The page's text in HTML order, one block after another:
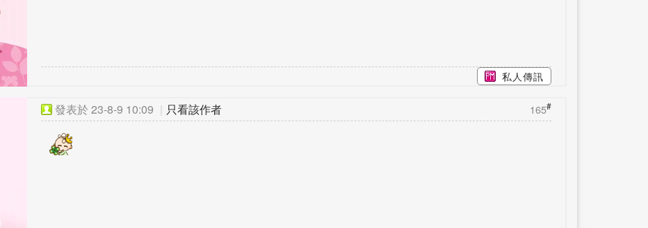
私人傳訊
165#
發表於 23-8-9 10:09 | 只看該作者